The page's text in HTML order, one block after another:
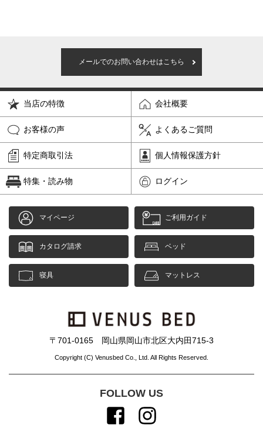
メールでのお問い合わせはこちら
当店の特徴 会社概要
お客様の声 よくあるご質問
特定商取引法 個人情報保護方針
特集・読み物 ログイン
マイページ ご利用ガイド
カタログ請求 ベッド
寝具 マットレス
〒701-0165 岡山県岡山市北区大内田715-3
Copyright (C) Venusbed Co., Ltd. All Rights Reserved.
FOLLOW US